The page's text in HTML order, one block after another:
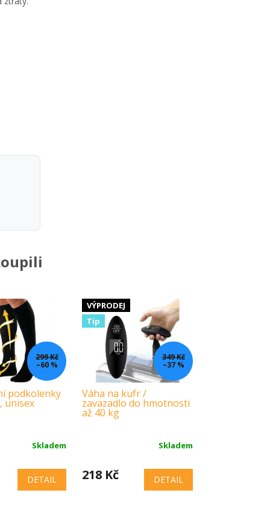
299 Kč
–60 %
podkolenky
unisex
Skladem
DETAIL
VÝPRODEJ
Tip
349 Kč
–37 %
Váha na kufr /
zavazadlo do hmotnosti
až 40 kg
Skladem
218 Kč DETAIL